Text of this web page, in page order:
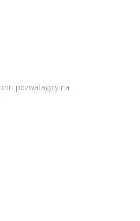
pozwalający na